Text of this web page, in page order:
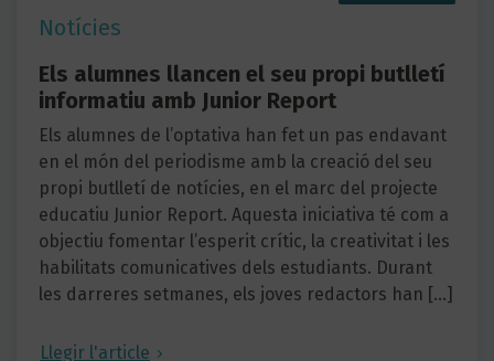
Notícies
Els alumnes llancen el seu propi butlletí
informatiu amb Junior Report
Els alumnes de l’optativa han fet un pas endavant
en el món del periodisme amb la creació del seu
propi butlletí de notícies, en el marc del projecte
educatiu Junior Report. Aquesta iniciativa té com a
objectiu fomentar l’esperit crític, la creativitat i les
habilitats comunicatives dels estudiants. Durant
les darreres setmanes, els joves redactors han […]
Llegir l'article